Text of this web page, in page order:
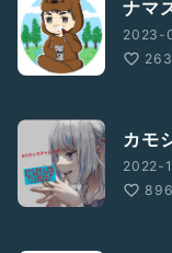
ナマ
2023-
カモ
2022-
896